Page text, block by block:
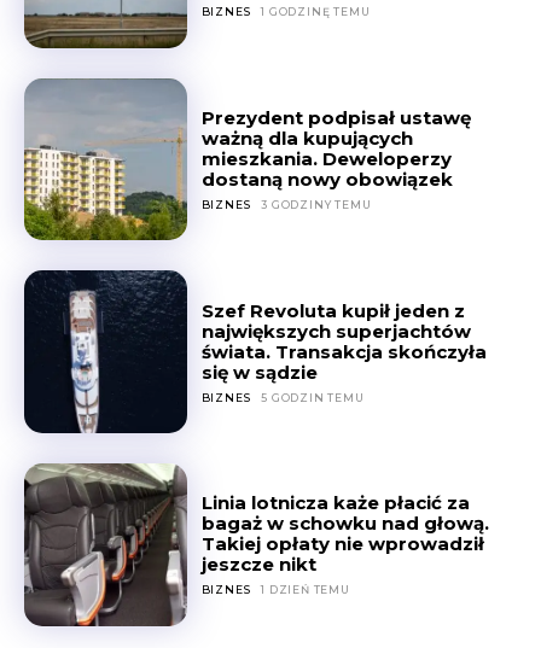
BIZNES 1 GODZINĘ TEMU
Prezydent podpisał ustawę
ważną dla kupujących
mieszkania. Deweloperzy
dostaną nowy obowiązek
BIZNES 3 GODZINY TEMU
Szef Revoluta kupił jeden z
największych superjachtów
świata. Transakcja skończyła
się w sądzie
BIZNES 5 GODZIN TEMU
Linia lotnicza każe płacić za
bagaż w schowku nad głową.
Takiej opłaty nie wprowadził
jeszcze nikt
BIZNES 1 DZIEŃ TEMU